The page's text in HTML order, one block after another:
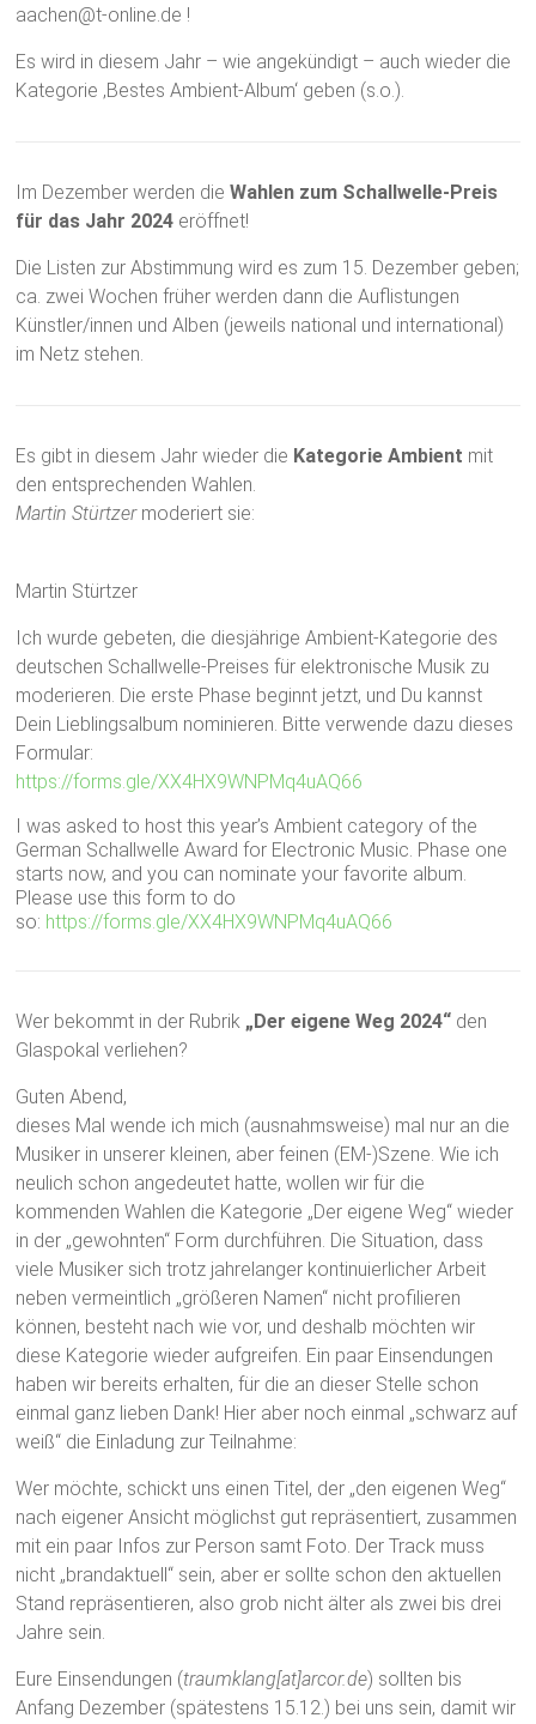
aachen@t-online.de !
Es wird in diesem Jahr – wie angekündigt – auch wieder die
Kategorie ‚Bestes Ambient-Album‘ geben (s.o.).
Im Dezember werden dieWahlen zum Schallwelle-Preis
für das Jahr 2024 eröffnet!
Die Listen zur Abstimmung wird es zum 15. Dezember geben;
ca. zwei Wochen früher werden dann die Auflistungen
Künstler/innen und Alben (jeweils national und international)
im Netz stehen.
Es gibt in diesem Jahr wieder die Kategorie Ambient mit
den entsprechenden Wahlen.
Martin Stürtzermoderiert sie:
Martin Stürtzer
Ich wurde gebeten, die diesjährige Ambient-Kategorie des
deutschen Schallwelle-Preises für elektronische Musik zu
moderieren. Die erste Phase beginnt jetzt, und Du kannst
Dein Lieblingsalbum nominieren. Bitte verwende dazu dieses
Formular:
https://forms.gle/XX4HX9WNPMq4uAQ66
I was asked to host this year’s Ambient category of the
German Schallwelle Award for Electronic Music. Phase one
starts now, and you can nominate your favorite album.
Please use this form to do
so: https://forms.gle/XX4HX9WNPMq4uAQ66
Wer bekommt in der Rubrik „Der eigene Weg 2024“ den
Glaspokal verliehen?
Guten Abend,
dieses Mal wende ich mich (ausnahmsweise) mal nur an die
Musiker in unserer kleinen, aber feinen (EM-)Szene. Wie ich
neulich schon angedeutet hatte, wollen wir für die
kommenden Wahlen die Kategorie „Der eigene Weg“ wieder
in der „gewohnten“ Form durchführen. Die Situation, dass
viele Musiker sich trotz jahrelanger kontinuierlicher Arbeit
neben vermeintlich „größeren Namen“ nicht profilieren
können, besteht nach wie vor, und deshalb möchten wir
diese Kategorie wieder aufgreifen. Ein paar Einsendungen
haben wir bereits erhalten, für die an dieser Stelle schon
einmal ganz lieben Dank! Hier aber noch einmal „schwarz auf
weiß“ die Einladung zur Teilnahme:
Wer möchte, schickt uns einen Titel, der „den eigenen Weg“
nach eigener Ansicht möglichst gut repräsentiert, zusammen
mit ein paar Infos zur Person samt Foto. Der Track muss
nicht „brandaktuell“ sein, aber er sollte schon den aktuellen
Stand repräsentieren, also grob nicht älter als zwei bis drei
Jahre sein.
Eure Einsendungen (traumklang[at]arcor.de) sollten bis
Anfang Dezember (spätestens 15.12.) bei uns sein, damit wir